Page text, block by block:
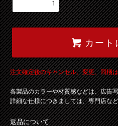
カート
注文確定後のキャンセル、変更、同梱
各製品のカラーや材質感などは、広告
詳細な仕様につきましては、専門店な
返品について